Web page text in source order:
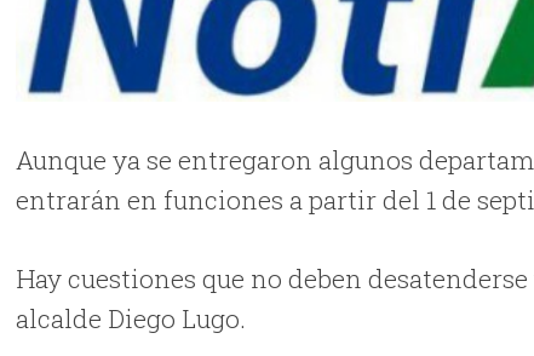
Aunque ya se entregaron algunos
entrarán en funciones a partir del 1 de
Hay cuestiones que no deben
alcalde Diego Lugo.